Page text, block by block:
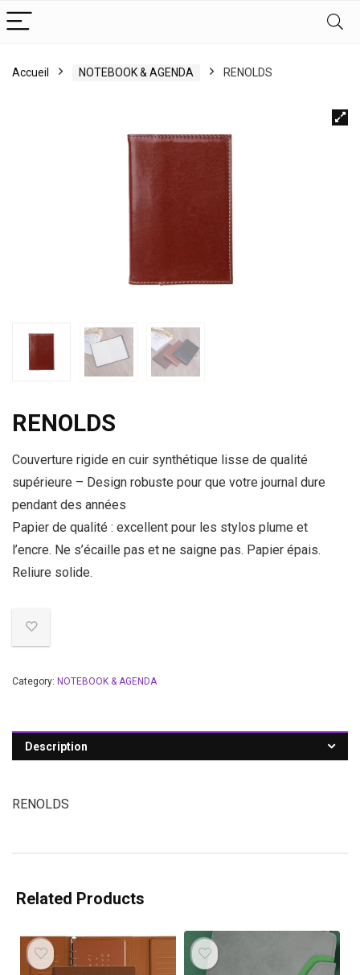
Accueil NOTEBOOK & AGENDA RENOLDS
RENOLDS
Couverture rigide en cuir synthétique lisse de qualité
supérieure – Design robuste pour que votre journal dure
pendant des années
Papier de qualité : excellent pour les stylos plume et
l’encre. Ne s’écaille pas et ne saigne pas. Papier épais.
Reliure solide.
Category: NOTEBOOK & AGENDA
Description
RENOLDS
Related Products